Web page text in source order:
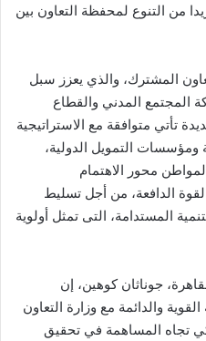
من التنوع لمحفظة التعاون بين
المشترك، والذي يعزز سبل
المدني والقطاع
تأتي متوافقة مع الاستراتيجية
ومؤسسات التمويل الدولية،
هي المواطن محور الاهتمام
الدافعة، من أجل تسليط
المستدامة، التى تمثل أولوية
جوناثان كوهين، إن
والدائمة مع وزارة التعاون
تجاه المساهمة في تحقيق